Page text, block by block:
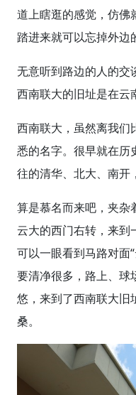
道上瞎逛的感觉，仿佛
踏进来就可以忘掉外边
无意听到路边的人的交
西南联大的旧址是在云
西南联大，虽然离我们
悉的名字。很早就在历
往的清华、北大、南开
算是慕名而来吧，夹杂
云大的西门右转，来到
可以一眼看到马路对面
要清净很多，路上、球
悠，来到了西南联大旧
桑。